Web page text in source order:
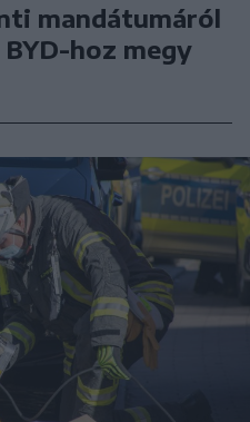
mandátumáról
hoz megy